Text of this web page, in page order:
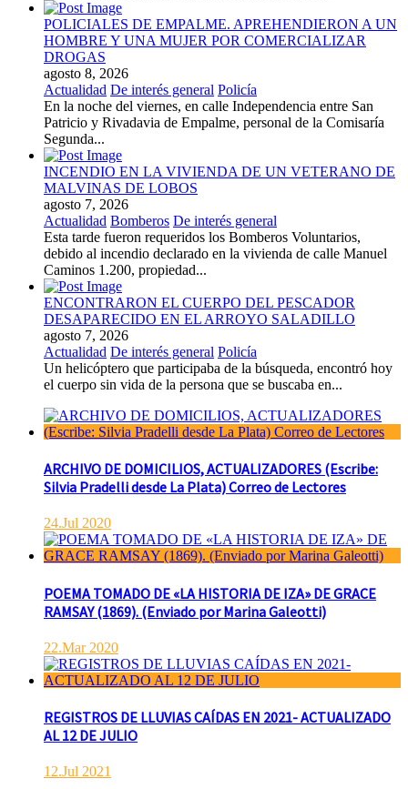
POLICIALES DE EMPALME. APREHENDIERON A UN
HOMBRE Y UNA MUJER POR COMERCIALIZAR
DROGAS
agosto 8, 2026
Actualidad De interés general Policía
En la noche del viernes, en calle Independencia entre San
Patricio y Rivadavia de Empalme, personal de la Comisaría
Segunda...
INCENDIO EN LA VIVIENDA DE UN VETERANO DE
MALVINAS DE LOBOS
agosto 7, 2026
Actualidad Bomberos De interés general
Esta tarde fueron requeridos los Bomberos Voluntarios,
debido al incendio declarado en la vivienda de calle Manuel
Caminos 1.200, propiedad...
ENCONTRARON EL CUERPO DEL PESCADOR
DESAPARECIDO EN EL ARROYO SALADILLO
agosto 7, 2026
Actualidad De interés general Policía
Un helicóptero que participaba de la búsqueda, encontró hoy
el cuerpo sin vida de la persona que se buscaba en...
ARCHIVO DE DOMICILIOS, ACTUALIZADORES (Escribe:
Silvia Pradelli desde La Plata) Correo de Lectores
24.Jul 2020
POEMA TOMADO DE «LA HISTORIA DE IZA» DE GRACE
RAMSAY (1869). (Enviado por Marina Galeotti)
22.Mar 2020
REGISTROS DE LLUVIAS CAÍDAS EN 2021- ACTUALIZADO
AL 12 DE JULIO
12.Jul 2021